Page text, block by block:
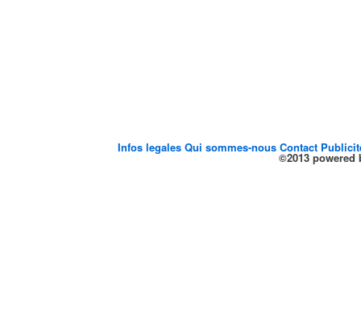
Infos legalesQui sommes-nousContact
©2013 powered